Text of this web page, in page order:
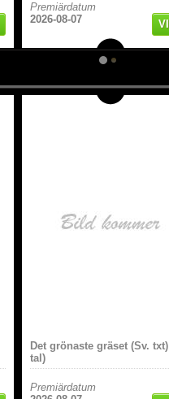
Premiärdatum
2026-08-07
Det grönaste gräset (Sv.
tal)
Premiärdatum